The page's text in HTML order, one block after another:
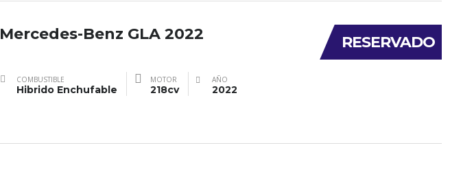
RESERVADO
Mercedes-Benz GLA 2022
COMBUSTIBLE
Hibrido Enchufable
MOTOR
218cv
AÑO
2022